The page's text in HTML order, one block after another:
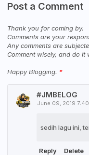
Post a Comment
Thank you for coming by.
Comments are your
Any comments are
Comment wisely, and do it
Happy Blogging.
#JMBELOG
June 09, 2019 7:40
sedih lagu ini,
Reply Delete